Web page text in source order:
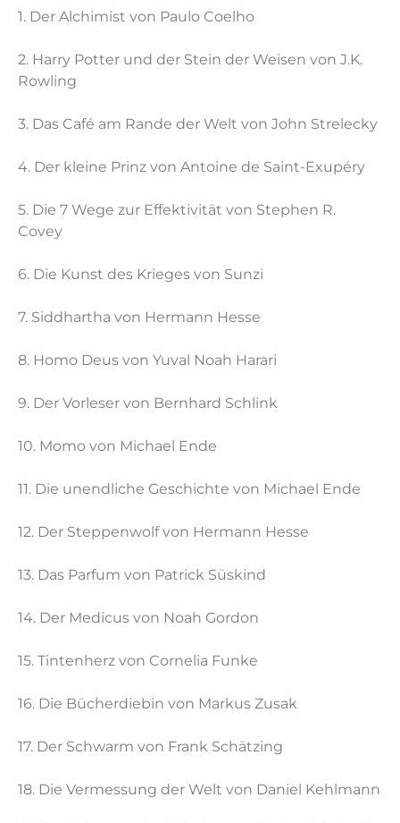
1. Der Alchimist von Paulo Coelho
2. Harry Potter und der Stein der Weisen von J.K.
Rowling
3. Das Café am Rande der Welt von John Strelecky
4. Der kleine Prinz von Antoine de Saint-Exupéry
5. Die 7 Wege zur Effektivität von Stephen R.
Covey
6. Die Kunst des Krieges von Sunzi
7. Siddhartha von Hermann Hesse
8. Homo Deus von Yuval Noah Harari
9. Der Vorleser von Bernhard Schlink
10. Momo von Michael Ende
11. Die unendliche Geschichte von Michael Ende
12. Der Steppenwolf von Hermann Hesse
13. Das Parfum von Patrick Süskind
14. Der Medicus von Noah Gordon
15. Tintenherz von Cornelia Funke
16. Die Bücherdiebin von Markus Zusak
17. Der Schwarm von Frank Schätzing
18. Die Vermessung der Welt von Daniel Kehlmann